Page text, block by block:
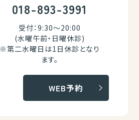
018-893-3991
受付：9:30～20:00
(水曜午前・日曜休診)
※第二水曜日は1日休診となり
ます。
WEB予約